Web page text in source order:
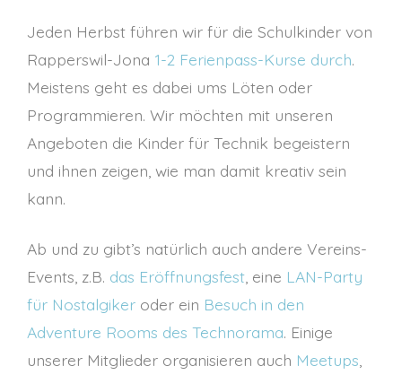
Jeden Herbst führen wir für die Schulkinder von
Rapperswil-Jona 1-2 Ferienpass-Kurse durch.
Meistens geht es dabei ums Löten oder
Programmieren. Wir möchten mit unseren
Angeboten die Kinder für Technik begeistern
und ihnen zeigen, wie man damit kreativ sein
kann.
Ab und zu gibt’s natürlich auch andere Vereins-
Events, z.B. das Eröffnungsfest , eine LAN-Party
für Nostalgiker oder ein Besuch in den
Adventure Rooms des Technorama. Einige
unserer Mitglieder organisieren auch Meetups